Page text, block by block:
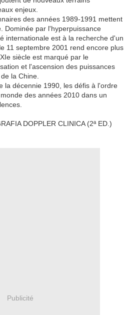
enjeux.
des années 1989-1991 mettent
Dominée par l'hyperpuissance
internationale est à la recherche d'un
11 septembre 2001 rend encore plus
siècle est marqué par le
et l'ascension des puissances
la Chine.
la décennie 1990, les défis à l'ordre
des années 2010 dans un
DOPPLER CLINICA (2ª ED.)
Publicité